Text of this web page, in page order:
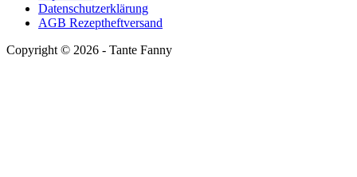
Datenschutzerklärung
AGB Rezeptheftversand
Copyright © 2026 - Tante Fanny